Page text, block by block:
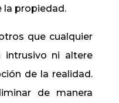
la propiedad.
que cualquier
intrusivo ni altere
de la realidad.
de manera